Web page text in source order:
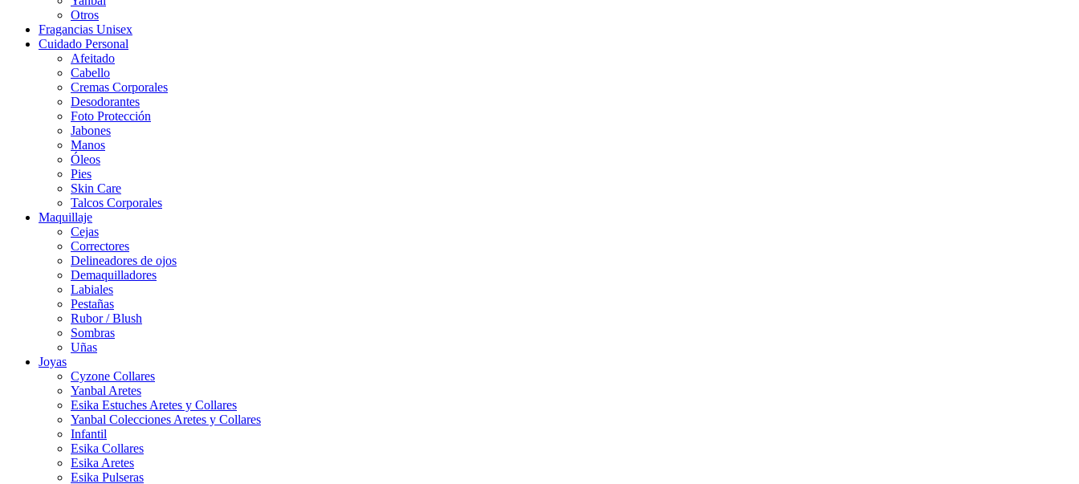
Otros
Fragancias Unisex
Cuidado Personal
Afeitado
Cabello
Cremas Corporales
Desodorantes
Foto Protección
Jabones
Manos
Óleos
Pies
Skin Care
Talcos Corporales
Maquillaje
Cejas
Correctores
Delineadores de ojos
Demaquilladores
Labiales
Pestañas
Rubor / Blush
Sombras
Uñas
Joyas
Cyzone Collares
Yanbal Aretes
Esika Estuches Aretes y Collares
Yanbal Colecciones Aretes y Collares
Infantil
Esika Collares
Esika Aretes
Esika Pulseras